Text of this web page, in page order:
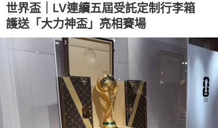
世界盃｜LV連續五屆受託定制行李箱
護送「大力神盃」亮相賽場